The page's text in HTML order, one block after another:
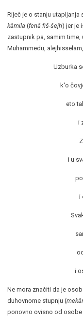
Riječ je o stanju utapljanja
kâmila (fenâ fiš-šejh) jer je
zastupnik pa, samim time,
Muhammedu,
Uzburka
k'o
eto
i
i u
i
i
Ne mora značiti da je
duhovnome stupnju (
ponovno ovisno od